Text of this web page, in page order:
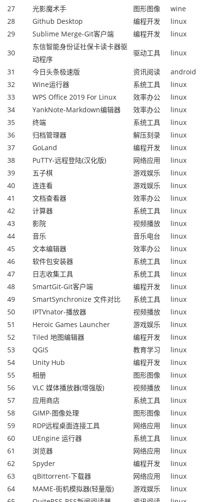
27
光影魔术手 图形图像
wine
28
Github Desktop 编程开发
linux
29
Sublime Merge-Git客户端 编程开发 linux
30
东信智能身份证社保卡读卡器驱
动程序
驱动工具 linux
31 今日头条极速版 资讯阅读
android
32
Wine运行器 系统工具
linux
33
WPS Office 2019 For Linux 效率办公
linux
34
YankNote-Markdown编辑器 效率办公
linux
35
终端 系统工具
linux
36
归档管理器 解压刻录
linux
37
GoLand 编程开发
linux
38
PuTTY-远程登陆(汉化版) 网络应用
linux
39
五子棋 游戏娱乐
linux
40
连连看 游戏娱乐
linux
41
文档查看器 效率办公
linux
42
计算器 系统工具
linux
43
影院 视频播放
linux
44
音乐 音乐电台
linux
45
文本编辑器 效率办公
linux
46
软件包安装器 系统工具
linux
47
日志收集工具 系统工具
linux
48
SmartGit-Git客户端 编程开发
linux
49
SmartSynchronize 文件对比 系统工具
linux
50
IPTVnator-播放器 视频播放
linux
51
Heroic Games Launcher 游戏娱乐
linux
52
Tiled 地图编辑器 编程开发
linux
53
QGIS 教育学习
linux
54
Unity Hub 编程开发
linux
55
相册 图形图像
linux
56
VLC 媒体播放器(增强版) 视频播放
linux
57
应用商店 系统工具
linux
58
GIMP-图像处理 图形图像
linux
59
RDP远程桌面连接工具 网络应用
linux
60
UEngine 运行器 系统工具
linux
61
浏览器 网络应用
linux
62
Spyder 编程开发
linux
63
qBittorrent-下载器 网络应用
linux
64
MAME-街机模拟器(轻量版) 游戏娱乐
linux